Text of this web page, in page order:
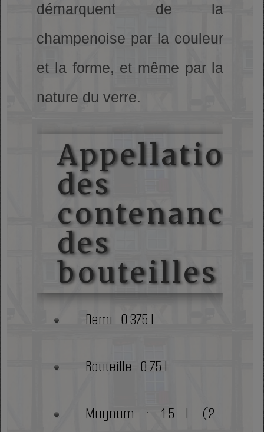
démarquent de la
champenoise par la couleur
et la forme, et même par la
nature du verre.
Appellations
des
contenances
des
bouteilles
Demi : 0.375 L
Bouteille : 0.75 L
Magnum : 1.5 L (2